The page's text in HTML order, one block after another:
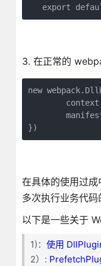
export
3. 在正常的
new
})
在具体的使用过
多次执行业务代码
以下是一些关于
1)： 使用
2）: